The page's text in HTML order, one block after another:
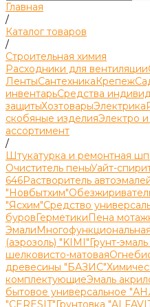
Главная
/
Каталог товаров
/
Строительная химия
Расходники для вентиляции
ЛентыСантехникаКрепеж
инвентарьСредства
защитыХозтоварыЭлектрика
скобяные изделияЭлектро
ассортимент
/
Штукатурка и ремонтная
Очиститель пеныУайт-
646Растворитель
"Новбытхим"
"Ясхим"Средство
буровГерметикиПена
Эмали
(аэрозоль) "KIMI"Грунт-
шелковисто-матовая
древесины "БАЗИС"
комплектующиеЭмаль
бытовое универсальное
"CERESIT"Грунтовка